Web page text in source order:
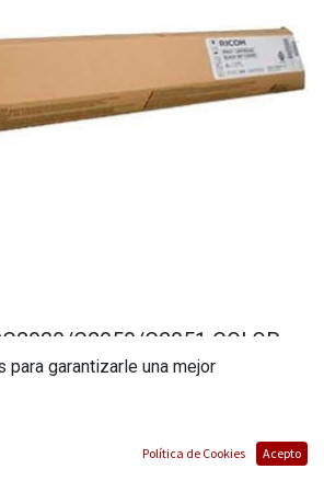
C2050/C2051 COLOR
garantizarle una mejor
Política de Cookies Acepto